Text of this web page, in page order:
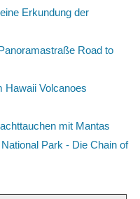
Erkundung der
Road to
Hawaii Volcanoes
mit Mantas
Park - Die Chain of